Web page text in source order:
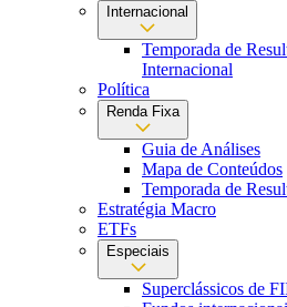
Internacional
Temporada de
Internacional
Política
Renda Fixa
Guia de Análises
Mapa de Conteúdos
Temporada de
Estratégia Macro
ETFs
Especiais
Superclássicos de